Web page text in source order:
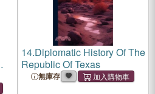
14.Diplomatic History Of The
Republic Of Texas
無庫存